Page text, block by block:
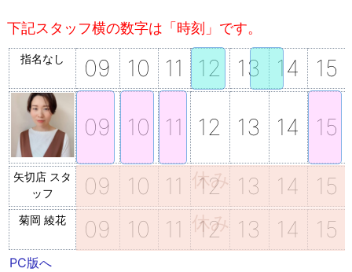
指名なし 09 10 11 12 13 14 15
09 10 11 12 13 14 15
矢切店 スタ
ッフ
09 10 11 12 13 14 15
休み
菊岡 綾花 09 10 11 12 13 14 15
休み
PC版へ